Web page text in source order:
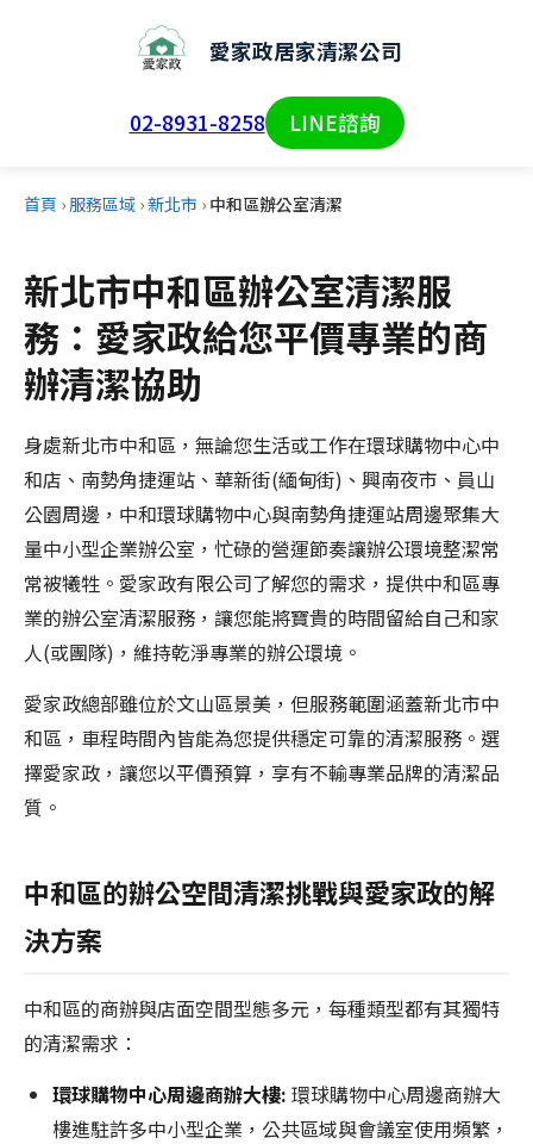
愛家政居家清潔公司
02-8931-8258 LINE諮詢
首頁 › 服務區域 ›新北市 › 中和區辦公室清潔
新北市中和區辦公室清潔服
務：愛家政給您平價專業的商
辦清潔協助
身處新北市中和區，無論您生活或工作在環球購物中心中
和店、南勢角捷運站、華新街(緬甸街)、興南夜市、員山
公園周邊，中和環球購物中心與南勢角捷運站周邊聚集大
量中小型企業辦公室，忙碌的營運節奏讓辦公環境整潔常
常被犧牲。愛家政有限公司了解您的需求，提供中和區專
業的辦公室清潔服務，讓您能將寶貴的時間留給自己和家
人(或團隊)，維持乾淨專業的辦公環境。
愛家政總部雖位於文山區景美，但服務範圍涵蓋新北市中
和區，車程時間內皆能為您提供穩定可靠的清潔服務。選
擇愛家政，讓您以平價預算，享有不輸專業品牌的清潔品
質。
中和區的辦公空間清潔挑戰與愛家政的解
決方案
中和區的商辦與店面空間型態多元，每種類型都有其獨特
的清潔需求：
環球購物中心周邊商辦大樓: 環球購物中心周邊商辦大
樓進駐許多中小型企業，公共區域與會議室使用頻繁，